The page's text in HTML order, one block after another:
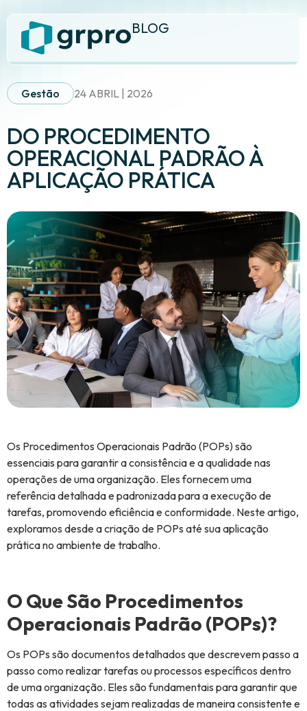
BLOG
Gestão 24 ABRIL | 2026
DO PROCEDIMENTO
OPERACIONAL PADRÃO À
APLICAÇÃO PRÁTICA
Os Procedimentos Operacionais Padrão (POPs) são
essenciais para garantir a consistência e a qualidade nas
operações de uma organização. Eles fornecem uma
referência detalhada e padronizada para a execução de
tarefas, promovendo eficiência e conformidade. Neste artigo,
exploramos desde a criação de POPs até sua aplicação
prática no ambiente de trabalho.
O Que São Procedimentos
Operacionais Padrão (POPs)?
Os POPs são documentos detalhados que descrevem passo a
passo como realizar tarefas ou processos específicos dentro
de uma organização. Eles são fundamentais para garantir que
todas as atividades sejam realizadas de maneira consistente e